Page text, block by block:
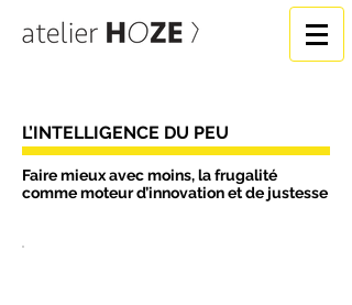
L’INTELLIGENCE DU PEU
Faire mieux avec moins, la frugalité
comme moteur d’innovation et de justesse